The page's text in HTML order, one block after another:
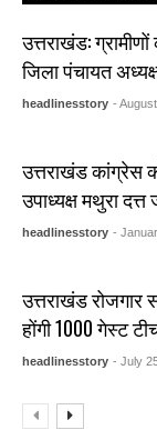
उत्तराखंड:
जिला पंचायत
headlinesstory -
उत्तराखंड कांग्रेस
उपाध्यक्ष मथुरा
headlinesstory -
उत्तराखंड रोजगार
होंगी 1000 गेस्ट
headlinesstory - July